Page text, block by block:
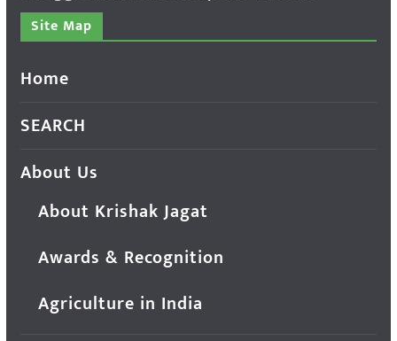
Site Map
Home
SEARCH
About Us
About Krishak Jagat
Awards & Recognition
Agriculture in India